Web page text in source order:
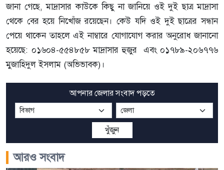
জানা গেছে, মাদ্রাসার কাউকে কিছু না জানিয়ে ওই দুই ছাত্র মাদ্রাসা
থেকে বের হয়ে নিখোঁজ রয়েছেন। কেউ যদি ওই দুই ছাত্রের সন্ধান
পেয়ে থাকেন তাহলে এই নাম্বারে যোগাযোগ করার অনুরোধ জানানো
হয়েছে: ০১৬০৪-৫৫৪৮৫৮ মাদ্রাসার হুজুর এবং ০১৭৮৯-২০৬৭৭৬
মুজাহিদুল ইসলাম (অভিভাবক)।
আপনার জেলার সংবাদ পড়তে
খুঁজুন
আরও সংবাদ